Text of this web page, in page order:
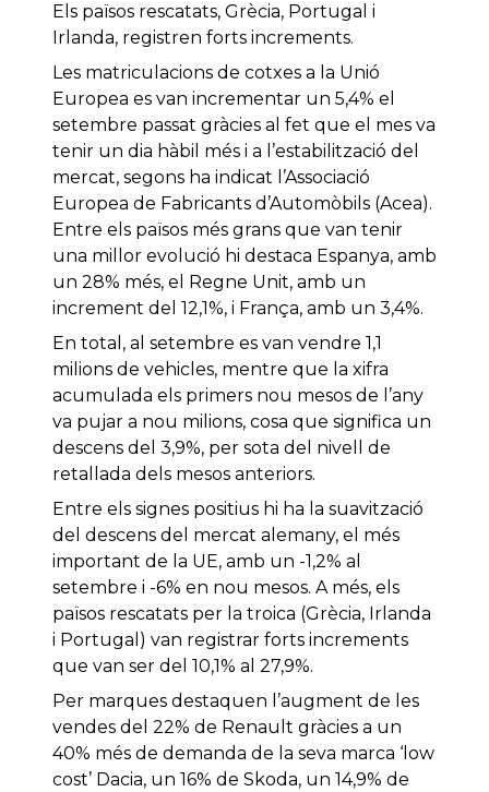
Els països rescatats, Grècia, Portugal i
Irlanda, registren forts increments.
Les matriculacions de cotxes a la Unió
Europea es van incrementar un 5,4% el
setembre passat gràcies al fet que el mes va
tenir un dia hàbil més i a l’estabilització del
mercat, segons ha indicat l’Associació
Europea de Fabricants d’Automòbils (Acea).
Entre els països més grans que van tenir
una millor evolució hi destaca Espanya, amb
un 28% més, el Regne Unit, amb un
increment del 12,1%, i França, amb un 3,4%.
En total, al setembre es van vendre 1,1
milions de vehicles, mentre que la xifra
acumulada els primers nou mesos de l’any
va pujar a nou milions, cosa que significa un
descens del 3,9%, per sota del nivell de
retallada dels mesos anteriors.
Entre els signes positius hi ha la suavització
del descens del mercat alemany, el més
important de la UE, amb un -1,2% al
setembre i -6% en nou mesos. A més, els
països rescatats per la troica (Grècia, Irlanda
i Portugal) van registrar forts increments
que van ser del 10,1% al 27,9%.
Per marques destaquen l’augment de les
vendes del 22% de Renault gràcies a un
40% més de demanda de la seva marca ‘low
cost’ Dacia, un 16% de Skoda, un 14,9% de